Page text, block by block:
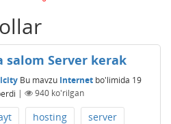
salom Server kerak
Bu mavzu Internetbo'limida 19
| 940ko'rilgan
hosting server